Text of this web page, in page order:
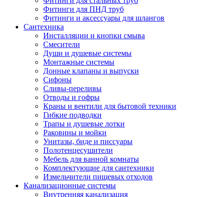
Фитинги для ПНД труб
Фитинги и аксессуары для шлангов
Сантехника
Инсталляции и кнопки смыва
Смесители
Души и душевые системы
Монтажные системы
Донные клапаны и выпуски
Сифоны
Сливы-переливы
Отводы и гофры
Краны и вентили для бытовой техники
Гибкие подводки
Трапы и душевые лотки
Раковины и мойки
Унитазы, биде и писсуары
Полотенцесушители
Мебель для ванной комнаты
Комплектующие для сантехники
Измельчители пищевых отходов
Канализационные системы
Внутренняя канализация